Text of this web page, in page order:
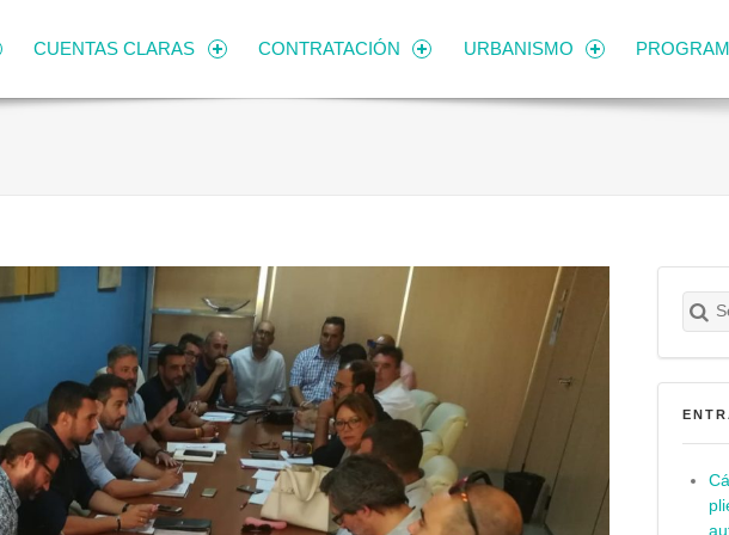
CUENTAS CLARAS CONTRATACIÓN URBANISMO
Search for:
Buscar